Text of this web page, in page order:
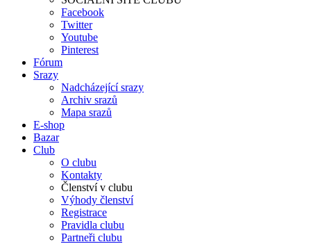
Facebook
Twitter
Youtube
Pinterest
Fórum
Srazy
Nadcházející srazy
Archiv srazů
Mapa srazů
E-shop
Bazar
Club
O clubu
Kontakty
Členství v clubu
Výhody členství
Registrace
Pravidla clubu
Partneři clubu